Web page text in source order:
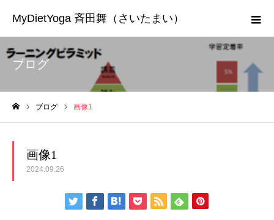
MyDietYoga 斉田舞（さいたまい）
ブログ
ブログ 画像1
画像1
2024.09.26